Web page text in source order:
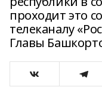
проходит это
телеканалу
Главы